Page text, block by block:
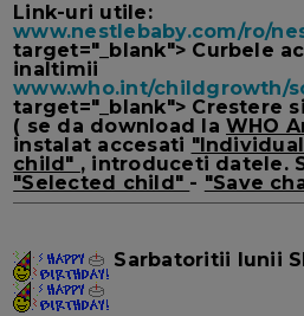
Link-uri utile:
www.nestlebaby.com/ro/
target="_blank"> Curbele
inaltimii
www.who.int/childgrowth/
target="_blank"> Crestere
( se da download laWHO
instalat accesati
child" , introduceti datele.
"Selected child" - "Save
Sarbatoritii lunii